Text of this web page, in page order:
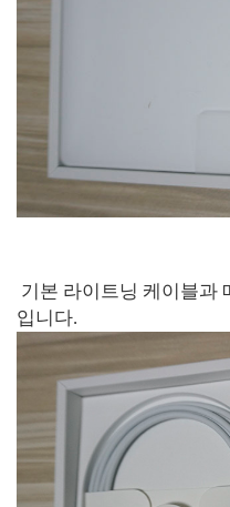
기본 라이트닝 케이블과
입니다.